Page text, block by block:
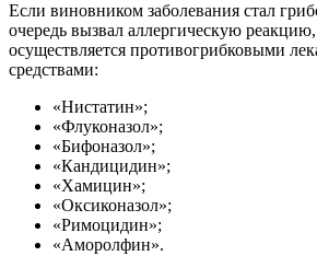
Если виновником заболевания стал
очередь вызвал аллергическую
осуществляется противогрибковыми
средствами:
«Нистатин»;
«Флуконазол»;
«Бифоназол»;
«Кандицидин»;
«Хамицин»;
«Оксиконазол»;
«Римоцидин»;
«Аморолфин».